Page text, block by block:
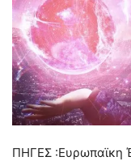
ΠΗΓΕΣ :Ευρωπαϊκη